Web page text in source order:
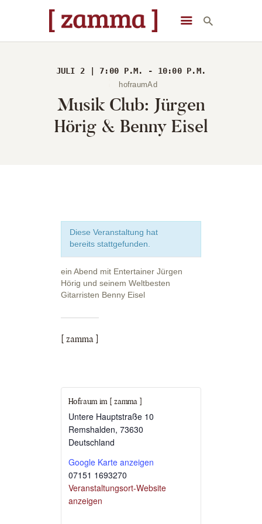
JULI 2 | 7:00 P.M. - 10:00 P.M.
hofraumAd
Musik Club: Jürgen
Hörig & Benny Eisel
[ zamma ]
VERANSTALTUNGEN
DAS GEBÄUDE
ÜBER UNS
Diese Veranstaltung hat
bereits stattgefunden.
ein Abend mit Entertainer Jürgen
Hörig und seinem Weltbesten
Gitarristen Benny Eisel
[ zamma ]
Hofraum im [ zamma ]
Untere Hauptstraße 10
Remshalden, 73630
Deutschland
Google Karte anzeigen
07151 1693270
Veranstaltungsort-Website
anzeigen